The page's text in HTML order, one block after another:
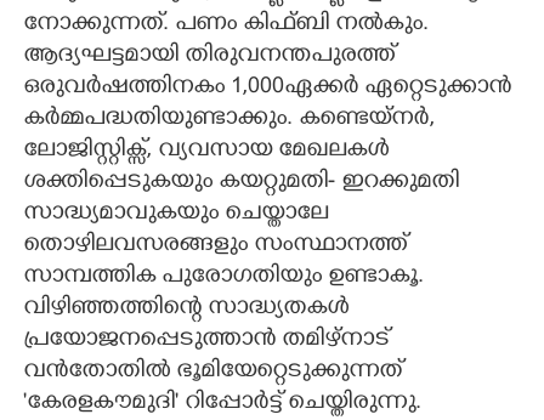
നോക്കുന്നത്. പണം കിഫ്ബി നൽകും.
ആദ്യഘട്ടമായി തിരുവനന്തപുരത്ത്
ഒരുവർഷത്തിനകം 1,000ഏക്കർ ഏറ്റെടുക്കാൻ
കർമ്മപദ്ധതിയുണ്ടാക്കും. കണ്ടെയ്നർ,
ലോജിസ്റ്റിക്സ്, വ്യവസായ മേഖലകൾ
ശക്തിപ്പെടുകയും കയറ്റുമതി- ഇറക്കുമതി
സാദ്ധ്യമാവുകയും ചെയ്താലേ
തൊഴിലവസരങ്ങളും സംസ്ഥാനത്ത്
സാമ്പത്തിക പുരോഗതിയും ഉണ്ടാകൂ.
വിഴിഞ്ഞത്തിന്റെ സാദ്ധ്യതകൾ
പ്രയോജനപ്പെടുത്താൻ തമിഴ്നാട്
വൻതോതിൽ ഭൂമിയേറ്റെടുക്കുന്നത്
'കേരളകൗമുദി" റിപ്പോർട്ട് ചെയ്തിരുന്നു.